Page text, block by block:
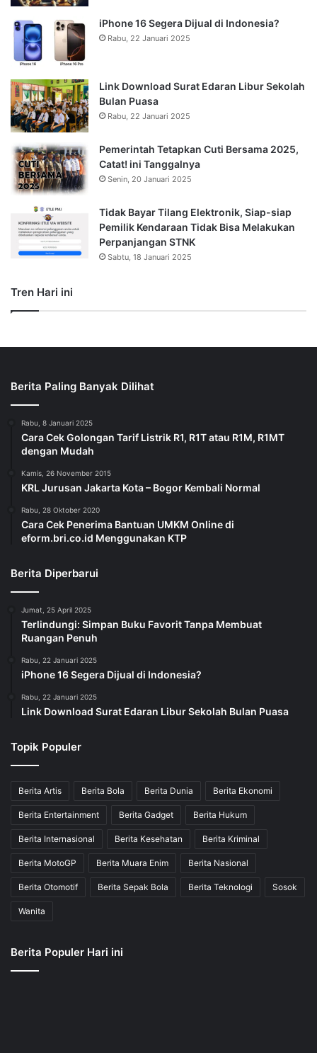
iPhone 16 Segera Dijual di Indonesia?
Rabu, 22 Januari 2025
Link Download Surat Edaran Libur Sekolah
Bulan Puasa
Rabu, 22 Januari 2025
Pemerintah Tetapkan Cuti Bersama 2025,
Catat! ini Tanggalnya
Senin, 20 Januari 2025
Tidak Bayar Tilang Elektronik, Siap-siap
Pemilik Kendaraan Tidak Bisa Melakukan
Perpanjangan STNK
Sabtu, 18 Januari 2025
Tren Hari ini
Berita Paling Banyak Dilihat
Rabu, 8 Januari 2025
Cara Cek Golongan Tarif Listrik R1, R1T atau R1M, R1MT
dengan Mudah
Kamis, 26 November 2015
KRL Jurusan Jakarta Kota – Bogor Kembali Normal
Rabu, 28 Oktober 2020
Cara Cek Penerima Bantuan UMKM Online di
eform.bri.co.id Menggunakan KTP
Berita Diperbarui
Jumat, 25 April 2025
Terlindungi: Simpan Buku Favorit Tanpa Membuat
Ruangan Penuh
Rabu, 22 Januari 2025
iPhone 16 Segera Dijual di Indonesia?
Rabu, 22 Januari 2025
Link Download Surat Edaran Libur Sekolah Bulan Puasa
Topik Populer
Berita Artis Berita Bola Berita Dunia Berita Ekonomi
Berita Entertainment Berita Gadget Berita Hukum
Berita Internasional Berita Kesehatan Berita Kriminal
Berita MotoGP Berita Muara Enim Berita Nasional
Berita Otomotif Berita Sepak Bola Berita Teknologi Sosok
Wanita
Berita Populer Hari ini